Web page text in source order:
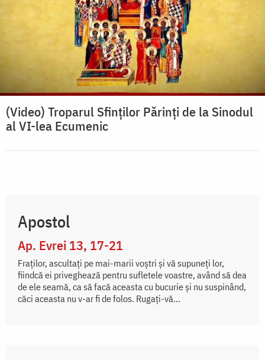
(Video) Troparul Sfinților Părinţi de la Sinodul
al VI-lea Ecumenic
Apostol
Ap. Evrei 13, 17-21
Fraţilor, ascultaţi pe mai-marii voştri şi vă supuneţi lor,
fiindcă ei priveghează pentru sufletele voastre, având să dea
de ele seamă, ca să facă aceasta cu bucurie şi nu suspinând,
căci aceasta nu v-ar fi de folos. Rugaţi-vă...